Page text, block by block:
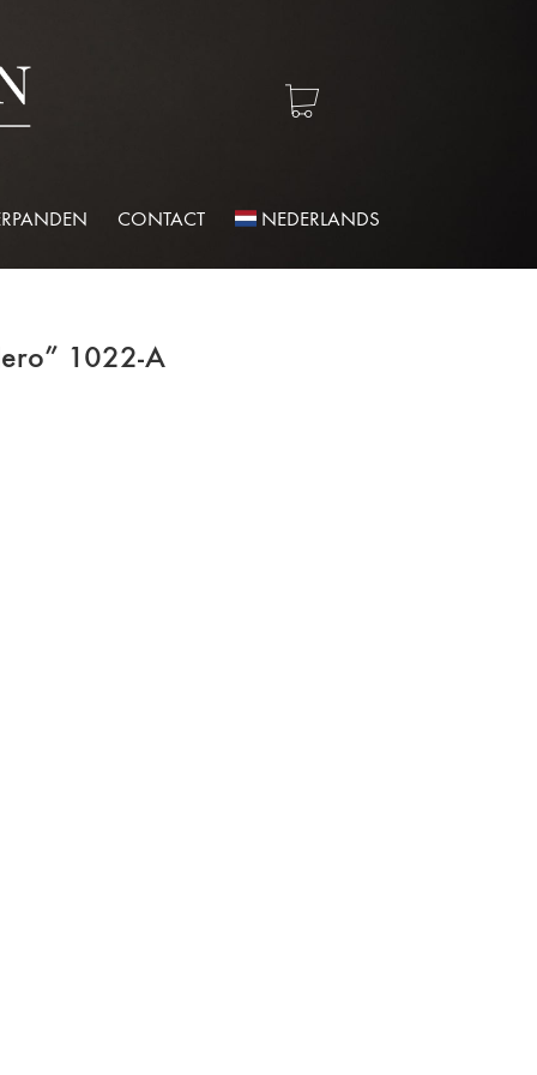
CONTACT NEDERLANDS
1022-A